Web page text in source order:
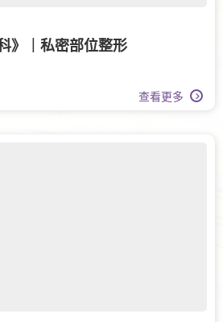
》｜私密部位整形
查看更多